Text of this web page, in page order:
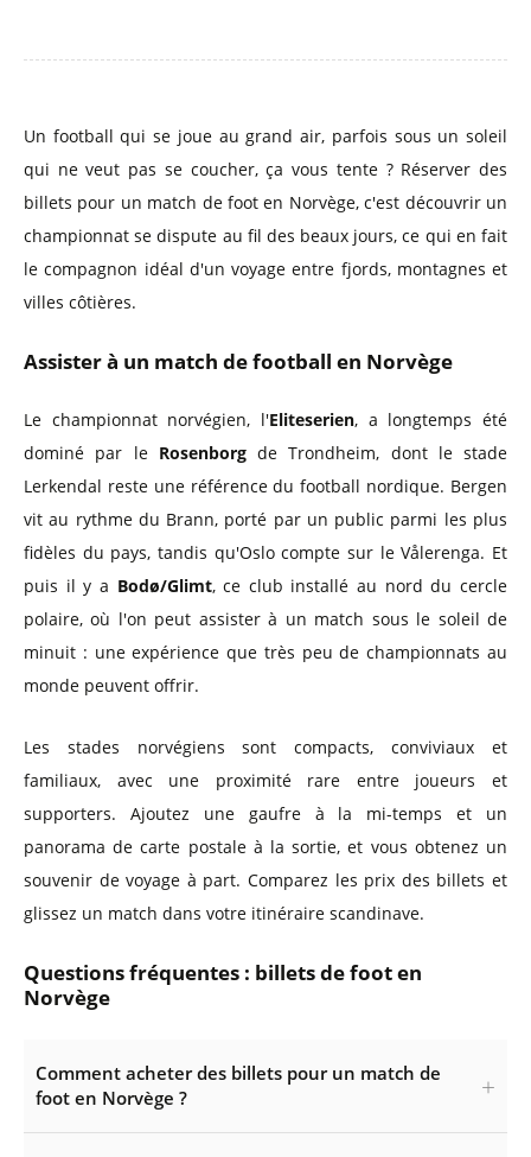
Un football qui se joue au grand air, parfois sous un soleil
qui ne veut pas se coucher, ça vous tente ? Réserver des
billets pour un match de foot en Norvège, c'est découvrir un
championnat se dispute au fil des beaux jours, ce qui en fait
le compagnon idéal d'un voyage entre fjords, montagnes et
villes côtières.
Assister à un match de football en Norvège
Le championnat norvégien, l'Eliteserien, a longtemps été
dominé par le Rosenborgde Trondheim, dont le stade
Lerkendal reste une référence du football nordique. Bergen
vit au rythme du Brann, porté par un public parmi les plus
fidèles du pays, tandis qu'Oslo compte sur le Vålerenga. Et
puis il y a Bodø/Glimt, ce club installé au nord du cercle
polaire, où l'on peut assister à un match sous le soleil de
minuit : une expérience que très peu de championnats au
monde peuvent offrir.
Les stades norvégiens sont compacts, conviviaux et
familiaux, avec une proximité rare entre joueurs et
supporters. Ajoutez une gaufre à la mi-temps et un
panorama de carte postale à la sortie, et vous obtenez un
souvenir de voyage à part. Comparez les prix des billets et
glissez un match dans votre itinéraire scandinave.
Questions fréquentes : billets de foot en
Norvège
Comment acheter des billets pour un match de
foot en Norvège ?